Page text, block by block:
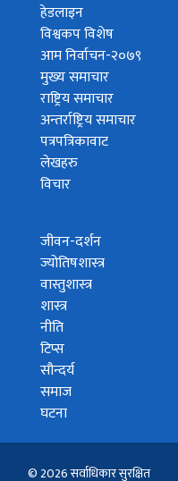
हेडलाइन
विश्वकप विशेष
आम निर्वाचन-२०७९
मुख्य समाचार
राष्ट्रिय समाचार
अन्तर्राष्ट्रिय समाचार
पत्रपत्रिकावाट
लेखहरु
विचार
जीवन-दर्शन
ज्योतिषशास्त्र
वास्तुशास्त्र
शास्त्र
नीति
टिप्स
सौन्दर्य
समाज
घटना
© 2026 सर्वाधिकार सुरक्षित